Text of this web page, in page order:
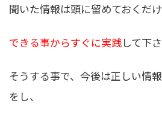
聞いた情報は頭に留めておくだけ
できる事からすぐに実践して下さ
そうする事で、今後は正しい情
をし、